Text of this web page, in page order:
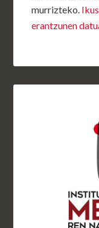
murrizteko.
erantzunen